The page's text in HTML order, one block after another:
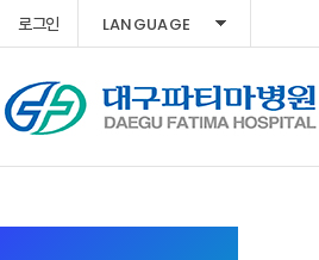
로그인 LANGUAGE